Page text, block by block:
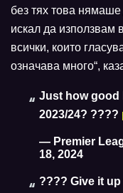
без тях това
искал да използвам
всички, които
означава много“,
Just how good
2023/24? ????
— Premier
18, 2024
???? Give it